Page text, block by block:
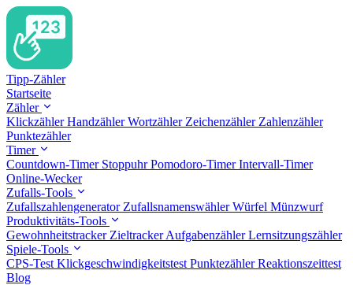
Tipp-Zähler
Startseite
Zähler
KlickzählerHandzählerWortzähler Zeichenzähler Zahlenzähler
Punktezähler
Timer
Countdown-Timer StoppuhrPomodoro-TimerIntervall-Timer
Online-Wecker
Zufalls-Tools
Zufallszahlengenerator ZufallsnamenswählerWürfel Münzwurf
Produktivitäts-Tools
Gewohnheitstracker ZieltrackerAufgabenzählerLernsitzungszähler
Spiele-Tools
CPS-Test Klickgeschwindigkeitstest PunktezählerReaktionszeittest
Blog